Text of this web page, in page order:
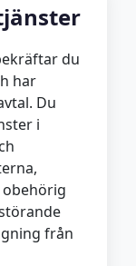
du
har
Du
i
från